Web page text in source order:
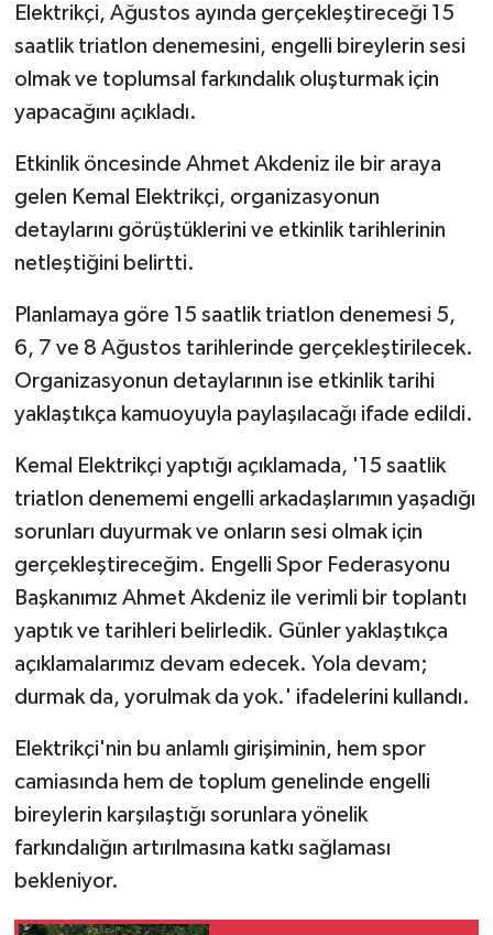
Elektrikçi, Ağustos ayında gerçekleştireceği 15
saatlik triatlon denemesini, engelli bireylerin sesi
olmak ve toplumsal farkındalık oluşturmak için
yapacağını açıkladı.
Etkinlik öncesinde Ahmet Akdeniz ile bir araya
gelen Kemal Elektrikçi, organizasyonun
detaylarını görüştüklerini ve etkinlik tarihlerinin
netleştiğini belirtti.
Planlamaya göre 15 saatlik triatlon denemesi 5,
6, 7 ve 8 Ağustos tarihlerinde gerçekleştirilecek.
Organizasyonun detaylarının ise etkinlik tarihi
yaklaştıkça kamuoyuyla paylaşılacağı ifade edildi.
Kemal Elektrikçi yaptığı açıklamada, '15 saatlik
triatlon denememi engelli arkadaşlarımın yaşadığı
sorunları duyurmak ve onların sesi olmak için
gerçekleştireceğim. Engelli Spor Federasyonu
Başkanımız Ahmet Akdeniz ile verimli bir toplantı
yaptık ve tarihleri belirledik. Günler yaklaştıkça
açıklamalarımız devam edecek. Yola devam;
durmak da, yorulmak da yok.' ifadelerini kullandı.
Elektrikçi'nin bu anlamlı girişiminin, hem spor
camiasında hem de toplum genelinde engelli
bireylerin karşılaştığı sorunlara yönelik
farkındalığın artırılmasına katkı sağlaması
bekleniyor.